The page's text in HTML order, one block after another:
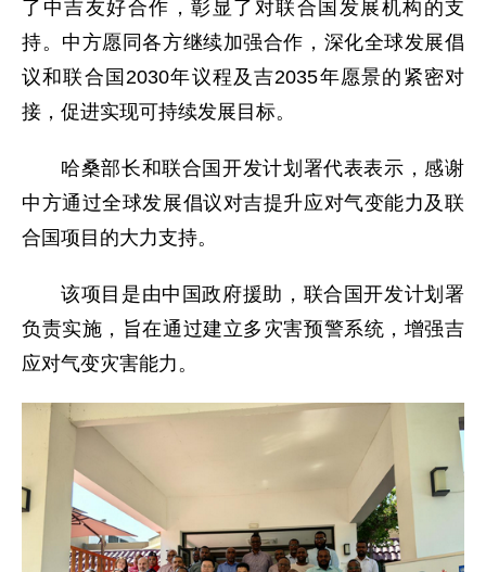
了中吉友好合作，彰显了对联合国发展机构的支
持。中方愿同各方继续加强合作，深化全球发展倡
议和联合国2030年议程及吉2035年愿景的紧密对
接，促进实现可持续发展目标。
哈桑部长和联合国开发计划署代表表示，感谢
中方通过全球发展倡议对吉提升应对气变能力及联
合国项目的大力支持。
该项目是由中国政府援助，联合国开发计划署
负责实施，旨在通过建立多灾害预警系统，增强吉
应对气变灾害能力。